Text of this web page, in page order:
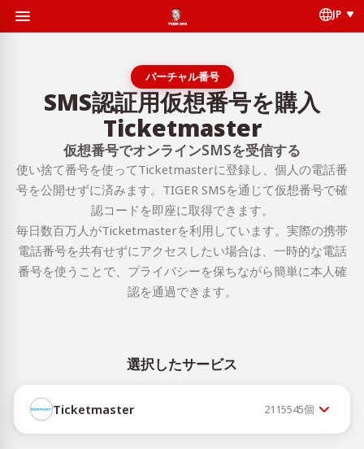
JP
バーチャル番号
SMS認証用仮想番号を購入
Ticketmaster
仮想番号でオンラインSMSを受信する
使い捨て番号を使ってTicketmasterに登録し、個人の電話番
号を公開せずに済みます。TIGER SMSを通じて仮想番号で確
認コードを即座に取得できます。
毎日数百万人がTicketmasterを利用しています。実際の携帯
電話番号を共有せずにアクセスしたい場合は、一時的な電話
番号を使うことで、プライバシーを保ちながら簡単に本人確
認を通過できます。
選択したサービス
Ticketmaster 2115545個